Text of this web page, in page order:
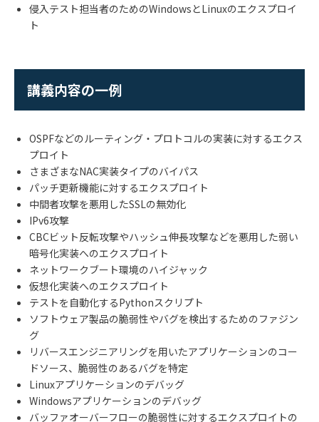
侵入テスト担当者のためのWindowsとLinuxのエクスプロイ
ト
講義内容の一例
OSPFなどのルーティング・プロトコルの実装に対するエクス
プロイト
さまざまなNAC実装タイプのバイパス
パッチ更新機能に対するエクスプロイト
中間者攻撃を悪用したSSLの無効化
IPv6攻撃
CBCビット反転攻撃やハッシュ伸長攻撃などを悪用した弱い
暗号化実装へのエクスプロイト
ネットワークブート環境のハイジャック
仮想化実装へのエクスプロイト
テストを自動化するPythonスクリプト
ソフトウェア製品の脆弱性やバグを検出するためのファジン
グ
リバースエンジニアリングを用いたアプリケーションのコー
ドソース、脆弱性のあるバグを特定
Linuxアプリケーションのデバッグ
Windowsアプリケーションのデバッグ
バッファオーバーフローの脆弱性に対するエクスプロイトの